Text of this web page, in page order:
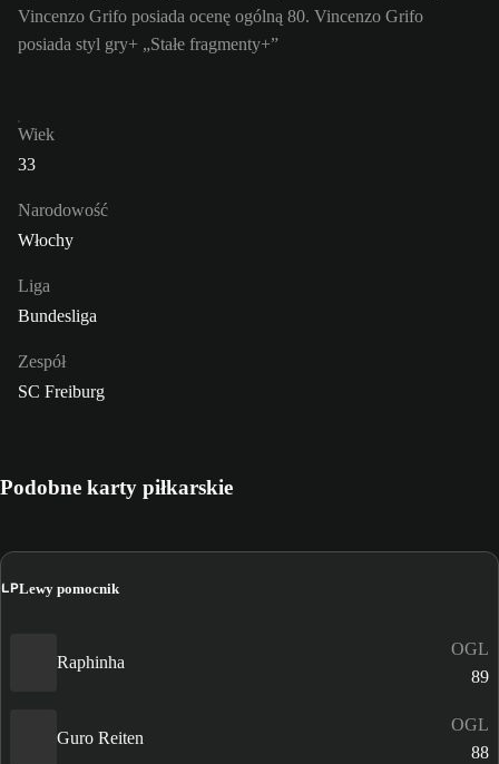
Vincenzo Grifo posiada ocenę ogólną 80. Vincenzo Grifo
posiada styl gry+ „Stałe fragmenty+”
Wiek
33
Narodowość
Włochy
Liga
Bundesliga
Zespół
SC Freiburg
Podobne karty piłkarskie
LPLewy pomocnik
Raphinha
OGL
89
Guro Reiten
OGL
88